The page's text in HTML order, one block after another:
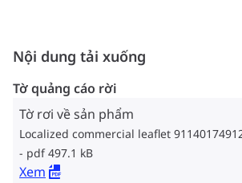
Nội dung tải xuống
Tờ quảng cáo rời
Tờ rơi về sản phẩm
Localized commercial leaflet
pdf 497.1 kB
Xem